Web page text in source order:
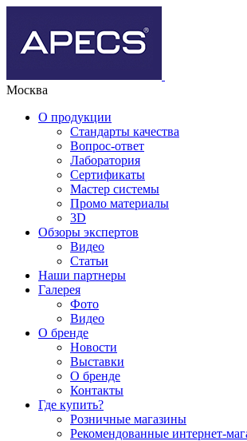
Москва
О продукции
Стандарты качества
Вопрос-ответ
Лаборатория
Сертификаты
Мастер системы
Промо материалы
3D
Обзоры экспертов
Видео
Статьи
Наши партнеры
Галерея
Фото
Видео
О бренде
Новости
Выставки
О бренде
Контакты
Где купить?
Розничные магазины
Рекомендованные интернет-